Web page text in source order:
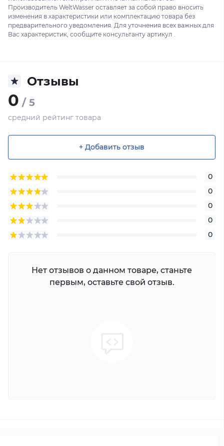
Производитель WeltWasser оставляет за собой право вносить
изменения в характеристики или комплектацию товара без
предварительного уведомления. Для уточнения всех важных для
Вас характеристик, сообщите консультанту артикул .
Отзывы
0 / 5
средний рейтинг товара
+ Добавить отзыв
0
0
0
0
0
Нет отзывов о данном товаре, станьте
первым, оставьте свой отзыв.